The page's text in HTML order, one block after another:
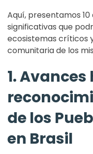
Aquí, presentamos
significativas que
ecosistemas críticos
comunitaria de los
1.
de los
en Brasil